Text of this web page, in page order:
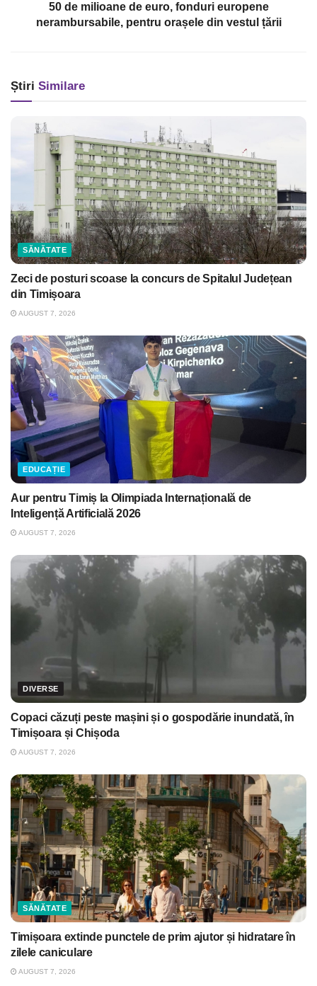
50 de milioane de euro, fonduri europene
nerambursabile, pentru orașele din vestul țării
Știri Similare
SĂNĂTATE
Zeci de posturi scoase la concurs de Spitalul Județean
din Timișoara
AUGUST 7, 2026
EDUCAȚIE
Aur pentru Timiș la Olimpiada Internațională de
Inteligență Artificială 2026
AUGUST 7, 2026
DIVERSE
Copaci căzuți peste mașini și o gospodărie inundată, în
Timișoara și Chișoda
AUGUST 7, 2026
SĂNĂTATE
Timișoara extinde punctele de prim ajutor și hidratare în
zilele caniculare
AUGUST 7, 2026